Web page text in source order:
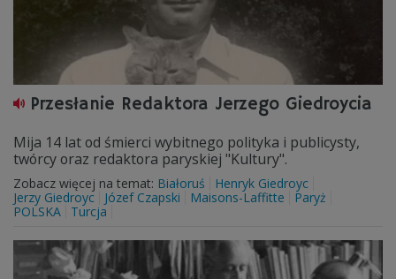
Przesłanie Redaktora Jerzego Giedroycia
Mija 14 lat od śmierci wybitnego polityka i publicysty,
twórcy oraz redaktora paryskiej "Kultury".
Zobacz więcej na temat: Białoruś
Henryk Giedroyc
Jerzy Giedroyc
Józef Czapski Maisons-Laffitte
Paryż
POLSKA
Turcja